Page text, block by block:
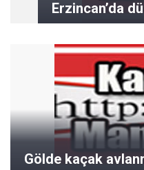
Erzincan’da
Gölde kaçak